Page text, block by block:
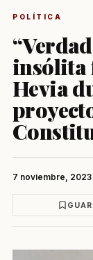
POLÍTICA
insólita
Hevia
7 noviembre, 2023